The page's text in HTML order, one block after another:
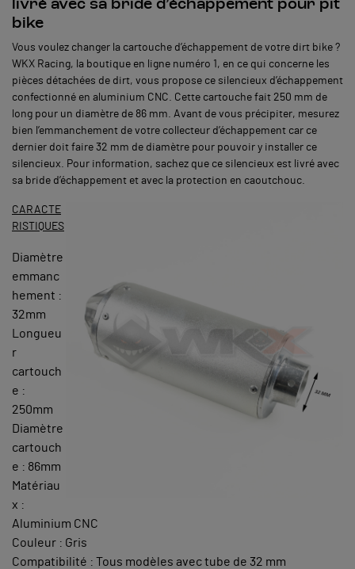
livré avec sa bride d’échappement pour pit
bike
Vous voulez changer la cartouche d’échappement de votre dirt bike ?
WKX Racing, la boutique en ligne numéro 1, en ce qui concerne les
pièces détachées de dirt, vous propose ce silencieux d’échappement
confectionné en aluminium CNC. Cette cartouche fait 250 mm de
long pour un diamètre de 86 mm. Avant de vous précipiter, mesurez
bien l’emmanchement de votre collecteur d’échappement car ce
dernier doit faire 32 mm de diamètre pour pouvoir y installer ce
silencieux. Pour information, sachez que ce silencieux est livré avec
sa bride d’échappement et avec la protection en caoutchouc.
CARACTE
RISTIQUES
Diamètre
emmanc
hement :
32mm
Longueu
r
cartouch
e :
250mm
Diamètre
cartouch
e : 86mm
Matériau
x :
Aluminium CNC
Couleur : Gris
Compatibilité : Tous modèles avec tube de 32 mm